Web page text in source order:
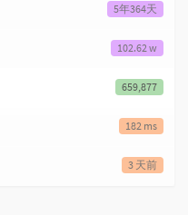
5年364天
102.62 w
659,877
182 ms
3 天前